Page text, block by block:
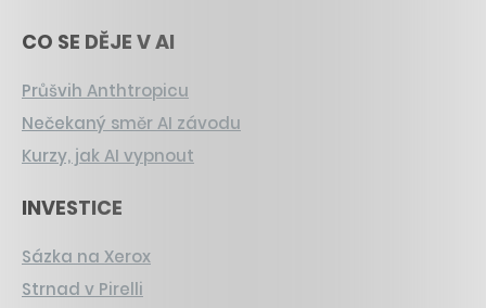
CO SE DĚJE V AI
Průšvih Anthtropicu
Nečekaný směr AI závodu
Kurzy, jak AI vypnout
INVESTICE
Sázka na Xerox
Strnad v Pirelli